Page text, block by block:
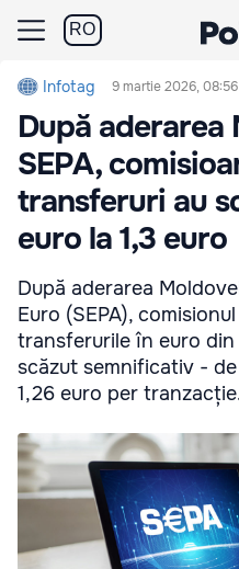
RO
Infotag 9 martie 2026, 08:56
După aderarea
SEPA,
transferuri au
euro la 1,3 euro
După aderarea
Euro (SEPA),
transferurile în euro din
scăzut semnificativ -
1,26 euro per